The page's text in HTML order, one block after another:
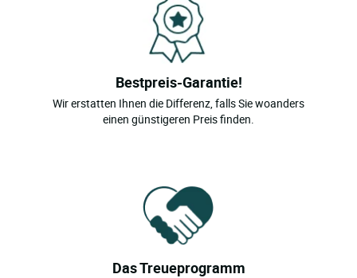
Bestpreis-Garantie!
Wir erstatten Ihnen die Differenz, falls Sie woanders
einen günstigeren Preis finden.
Das Treueprogramm